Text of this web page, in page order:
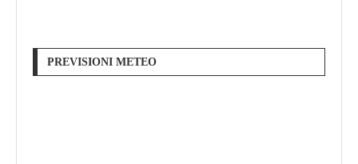
PREVISIONI METEO